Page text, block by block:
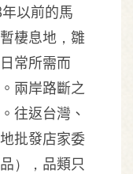
以前的馬
棲息地，雛
常所需而
兩岸路斷之
往返台灣、
批發店家委
），品類只